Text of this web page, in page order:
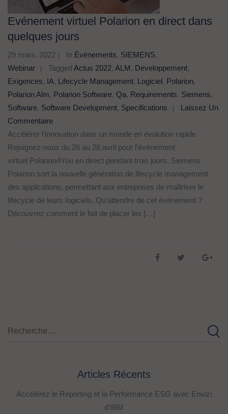
Evénement virtuel Polarion en direct dans
quelques jours
29 mars, 2022 In Évènements, SIEMENS,
Webinar
Tagged Actus 2022, ALM, Developpement,
Exigences, IA, Lifecycle Management, Logiciel, Polarion,
Polarion Alm, Polarion Software, Qa, Requirements, Siemens,
Software, Software Development, Specifications
Laissez Un
Commentaire
Accélérer l’innovation dans un monde en évolution rapide
Rejoignez-nous du 26 au 28 avril pour l’événement
virtuel Polarion4You en direct pendant trois jours. Siemens
Polarion sort la nouvelle génération de lifecycle management
des applications, permettant aux entreprises de maîtriser le
lifecycle de leurs logiciels. Qu’attendre de cet événement ?
Découvrez comment le fait de placer les […]
Articles Récents
Accélérez le Reporting et la Performance ESG avec Envizi
d’IBM